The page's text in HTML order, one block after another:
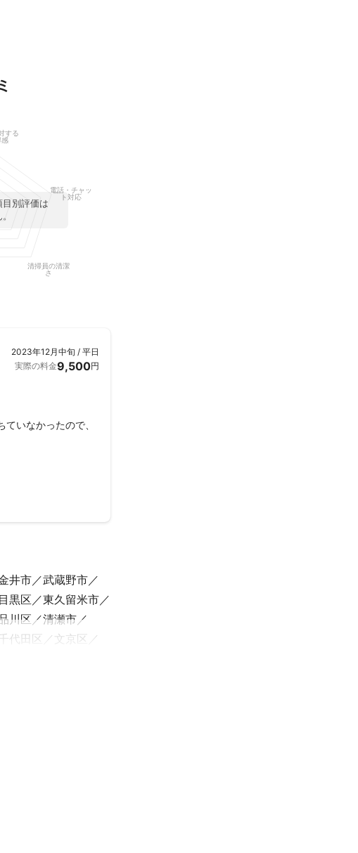
す。
。
おります。
目別評価は
する
感
電話・チャッ
ト対応
清掃員の清潔
さ
2023年12月中旬 / 平日
実際の料金9,500円
いなかったので、
井市
武蔵野市
目黒区
東久留米市
川区
清瀬市
代田区
文京区